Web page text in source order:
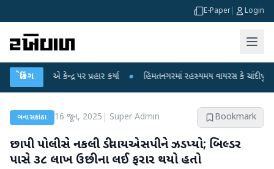
E-Paper Login
બ્રેકિંગ
કેન્દ્ર પર પ્રહાર કર્યા ● હિંમતનગરમાં રહસ્યમય વાયરસ કે ચાંદીપુરા? 6
બનાસકાંઠા 16 જૂન, 2025 Super Admin Bookmark
છાપી પોલીસે નકલી ડીવાયએસપીને ઝડપ્યો; બિલ્ડર
પાસે ૩૮ લાખ ઉછીના લઈ ફરાર થયો હતો